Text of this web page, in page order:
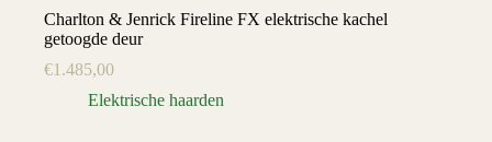
Charlton & Jenrick Fireline FX elektrische kachel
getoogde deur
€1.485,00
Elektrische haarden